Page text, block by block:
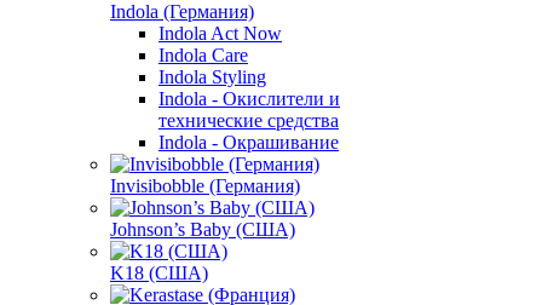
Indola (Германия)
Indola Act Now
Indola Care
Indola Styling
Indola - Окислители и
технические средства
Indola - Окрашивание
Invisibobble (Германия)
Johnson’s Baby (США)
K18 (США)